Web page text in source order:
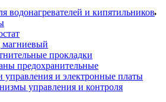
водонагревателей и кипятильников
прокладки
предохранительные
управления и электронные платы
управления и контроля